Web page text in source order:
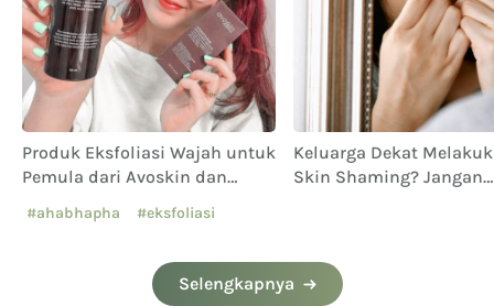
Produk Eksfoliasi Wajah untuk
Pemula dari Avoskin dan
#ahabhapha #eksfoliasi
Keluarga Dekat
Skin Shaming? Jangan
Selengkapnya